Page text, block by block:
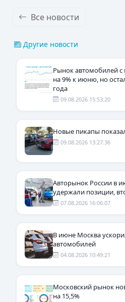
Все новости
Другие новости
Рынок автомобилей
на 9% к июню, но
года
09.08.2026 15:53:20
Новые пикапы
09.08.2026 13:27:36
Авторынок России в
удержали позиции,
07.08.2026 16:06:07
В июне Москва
автомобилей
04.08.2026 10:49:21
Московский рынок
на 15,5%